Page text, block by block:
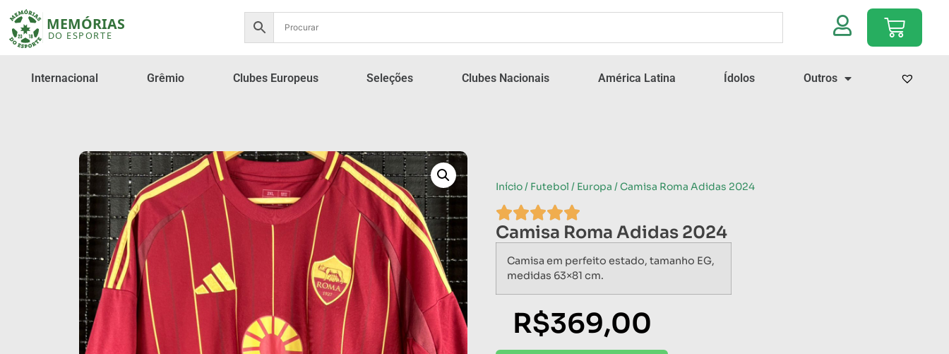
Internacional Grêmio Clubes Europeus Seleções Clubes Nacionais América Latina Ídolos Outros
Início/ Futebol / Europa / Camisa Roma Adidas 2024
Camisa Roma Adidas 2024
Camisa em perfeito estado, tamanho EG,
medidas 63×81 cm.
R$369,00